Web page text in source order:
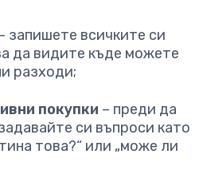
запишете всичките си
да видите къде можете
разходи;
покупки – преди да
си въпроси като
това?“ или „може ли